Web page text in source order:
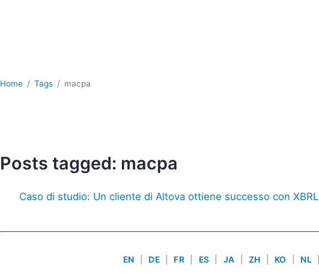
Home Tags macpa
Posts tagged: macpa
Caso di studio: Un cliente di Altova ottiene successo con XBRL
EN DE FR ES JA ZH KO NL